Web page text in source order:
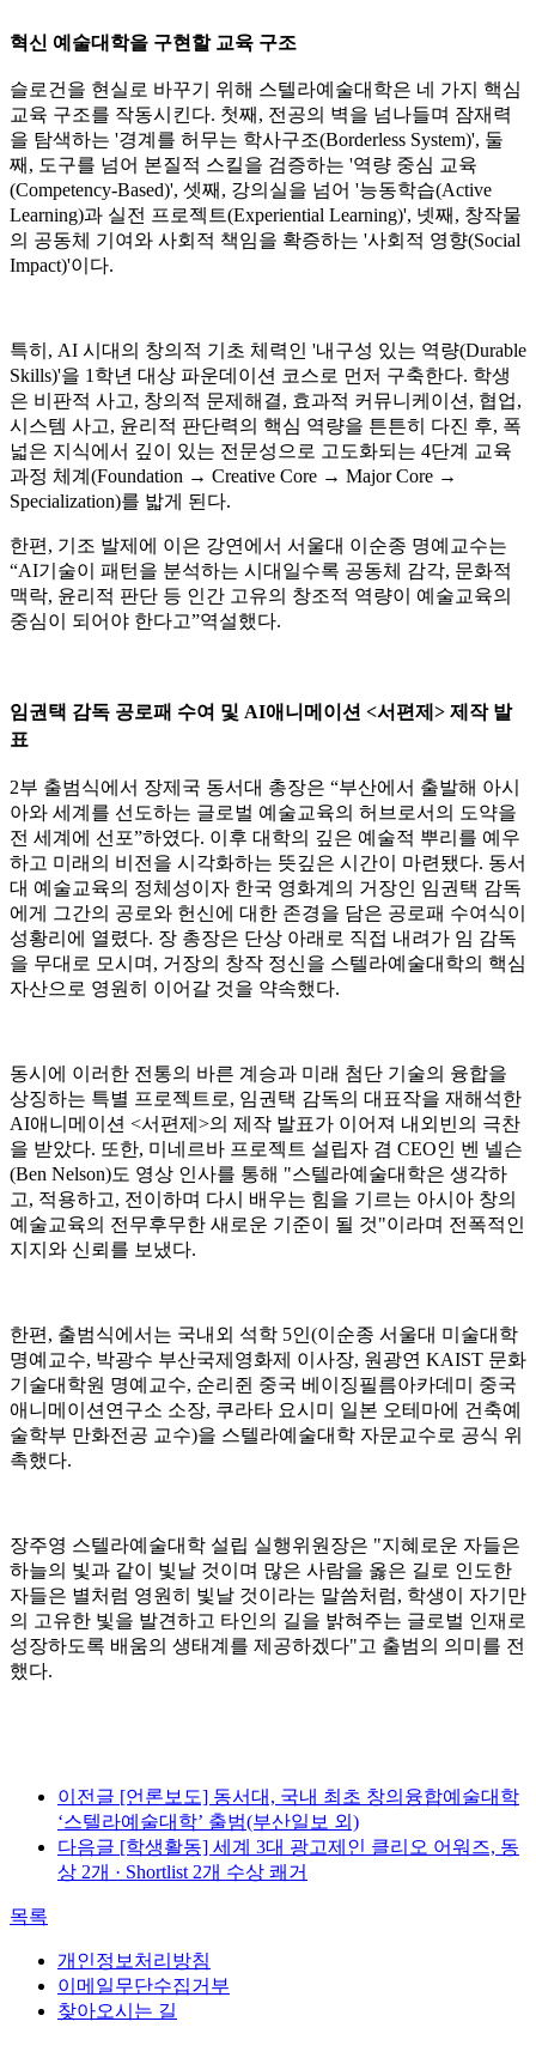
혁신 예술대학을 구현할 교육 구조
슬로건을 현실로 바꾸기 위해 스텔라예술대학은 네 가지 핵심
교육 구조를 작동시킨다. 첫째, 전공의 벽을 넘나들며 잠재력
을 탐색하는 '경계를 허무는 학사구조(Borderless System)', 둘
째, 도구를 넘어 본질적 스킬을 검증하는 '역량 중심 교육
(Competency-Based)', 셋째, 강의실을 넘어 '능동학습(Active
Learning)과 실전 프로젝트(Experiential Learning)', 넷째, 창작물
의 공동체 기여와 사회적 책임을 확증하는 '사회적 영향(Social
Impact)'이다.
특히, AI 시대의 창의적 기초 체력인 '내구성 있는 역량(Durable
Skills)'을 1학년 대상 파운데이션 코스로 먼저 구축한다. 학생
은 비판적 사고, 창의적 문제해결, 효과적 커뮤니케이션, 협업,
시스템 사고, 윤리적 판단력의 핵심 역량을 튼튼히 다진 후, 폭
넓은 지식에서 깊이 있는 전문성으로 고도화되는 4단계 교육
과정 체계(Foundation → Creative Core → Major Core →
Specialization)를 밟게 된다.
한편, 기조 발제에 이은 강연에서 서울대 이순종 명예교수는
“AI기술이 패턴을 분석하는 시대일수록 공동체 감각, 문화적
맥락, 윤리적 판단 등 인간 고유의 창조적 역량이 예술교육의
중심이 되어야 한다고”역설했다.
임권택 감독 공로패 수여 및 AI애니메이션 <서편제 > 제작 발
표
2부 출범식에서 장제국 동서대 총장은 “부산에서 출발해 아시
아와 세계를 선도하는 글로벌 예술교육의 허브로서의 도약을
전 세계에 선포”하였다. 이후 대학의 깊은 예술적 뿌리를 예우
하고 미래의 비전을 시각화하는 뜻깊은 시간이 마련됐다. 동서
대 예술교육의 정체성이자 한국 영화계의 거장인 임권택 감독
에게 그간의 공로와 헌신에 대한 존경을 담은 공로패 수여식이
성황리에 열렸다. 장 총장은 단상 아래로 직접 내려가 임 감독
을 무대로 모시며, 거장의 창작 정신을 스텔라예술대학의 핵심
자산으로 영원히 이어갈 것을 약속했다.
동시에 이러한 전통의 바른 계승과 미래 첨단 기술의 융합을
상징하는 특별 프로젝트로, 임권택 감독의 대표작을 재해석한
AI애니메이션 <서편제>의 제작 발표가 이어져 내외빈의 극찬
을 받았다. 또한, 미네르바 프로젝트 설립자 겸 CEO인 벤 넬슨
(Ben Nelson)도 영상 인사를 통해 "스텔라예술대학은 생각하
고, 적용하고, 전이하며 다시 배우는 힘을 기르는 아시아 창의
예술교육의 전무후무한 새로운 기준이 될 것"이라며 전폭적인
지지와 신뢰를 보냈다.
한편, 출범식에서는 국내외 석학 5인(이순종 서울대 미술대학
명예교수, 박광수 부산국제영화제 이사장, 원광연 KAIST 문화
기술대학원 명예교수, 순리쥔 중국 베이징필름아카데미 중국
애니메이션연구소 소장, 쿠라타 요시미 일본 오테마에 건축예
술학부 만화전공 교수)을 스텔라예술대학 자문교수로 공식 위
촉했다.
장주영 스텔라예술대학 설립 실행위원장은 "지혜로운 자들은
하늘의 빛과 같이 빛날 것이며 많은 사람을 옳은 길로 인도한
자들은 별처럼 영원히 빛날 것이라는 말씀처럼, 학생이 자기만
의 고유한 빛을 발견하고 타인의 길을 밝혀주는 글로벌 인재로
성장하도록 배움의 생태계를 제공하겠다"고 출범의 의미를 전
했다.
이전글 [언론보도] 동서대, 국내 최초 창의융합예술대학
‘스텔라예술대학’ 출범(부산일보 외)
다음글 [학생활동] 세계 3대 광고제인 클리오 어워즈, 동
상 2개 · Shortlist 2개 수상 쾌거
목록
개인정보처리방침
이메일무단수집거부
찾아오시는 길